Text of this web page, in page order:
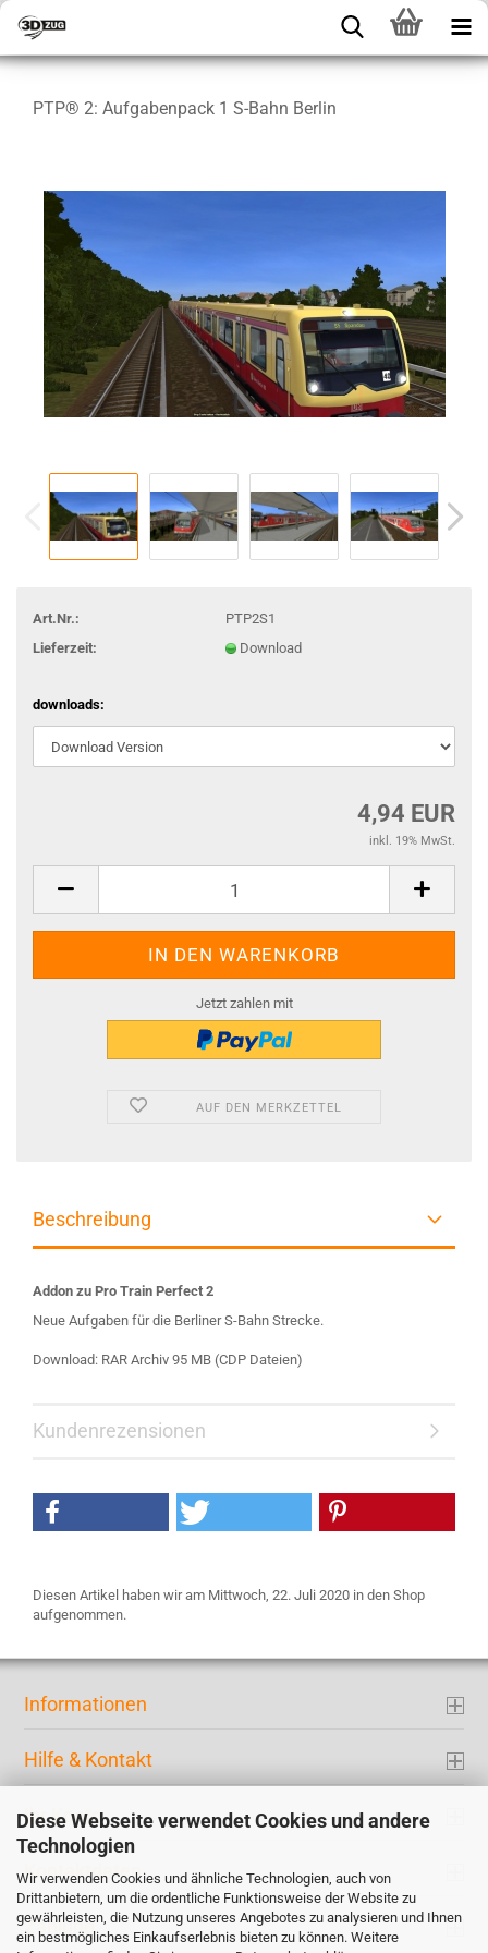
Diese Webseite verwendet Cookies und andere
Technologien
Wir verwenden Cookies und ähnliche Technologien, auch von
Drittanbietern, um die ordentliche Funktionsweise der Website zu
gewährleisten, die Nutzung unseres Angebotes zu analysieren und Ihnen
ein bestmögliches Einkaufserlebnis bieten zu können. Weitere
PTP® 2: Aufgabenpack 1 S-Bahn Berlin
Art.Nr.:
PTP2S1
Lieferzeit:
Download
downloads:
4,94 EUR
inkl. 19% MwSt.
Jetzt zahlen mit
AUF DEN MERKZETTEL
Beschreibung
Addon zu Pro Train Perfect 2
Neue Aufgaben für die Berliner S-Bahn Strecke.
Download: RAR Archiv 95 MB (CDP Dateien)
Kundenrezensionen
Diesen Artikel haben wir am Mittwoch, 22. Juli 2020 in den Shop
aufgenommen.
Informationen
Hilfe & Kontakt
Ihr Konto
Kontaktdaten
Zahlung